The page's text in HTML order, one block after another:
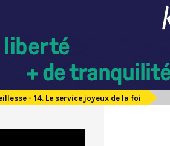
- 14. Le service joyeux de la foi